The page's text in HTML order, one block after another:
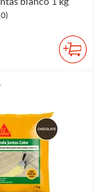
0)